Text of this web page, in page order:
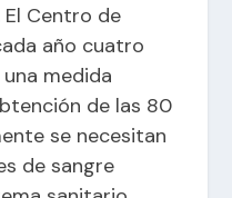
El Centro de
año cuatro
medida
de las 80
se necesitan
de sangre